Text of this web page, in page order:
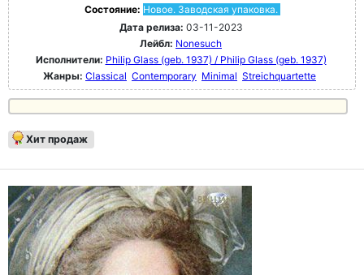
Состояние: Новое. Заводская упаковка.
Дата релиза: 03-11-2023
Лейбл: Nonesuch
Исполнители: Philip Glass (geb. 1937) / Philip Glass (geb. 1937)
Жанры: Classical Contemporary Minimal Streichquartette
Хит продаж